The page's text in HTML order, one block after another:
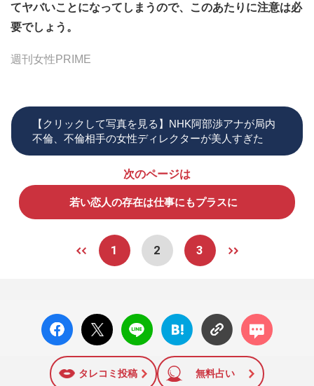
てヤバいことになってしまうので、このあたりに注意は必
要でしょう。
週刊女性PRIME
【クリックして写真を見る】NHK阿部渉アナが局内
不倫、不倫相手の女性ディレクターが美人すぎた
次のページは
若い恋人の存在は仕事にもプラスに
1 2 3
facebo
ok い
X ポス
ト
LINE
はてな
ブック
に追加
コメン
ト
タレコミ投稿 無料占い